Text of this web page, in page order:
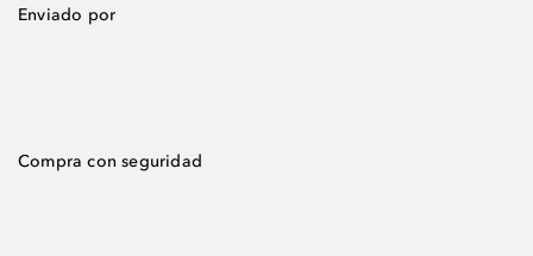
Enviado por
Compra con seguridad